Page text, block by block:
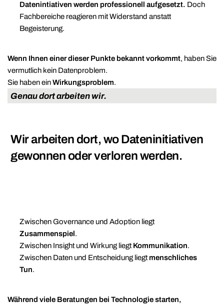
Datenintiativen werden professionell aufgesetzt. Doch
Fachbereiche reagieren mit Widerstand anstatt
Begeisterung.
Wenn Ihnen einer dieser Punkte bekannt vorkommt, haben Sie
vermutlich kein Datenproblem.
Sie haben einWirkungsproblem.
Genau dort arbeiten wir.
Wir arbeiten dort, wo Dateninitiativen
gewonnen oder verloren werden.
Zwischen Governance und Adoption liegt
Zusammenspiel.
Zwischen Insight und Wirkung liegt Kommunikation.
Zwischen Daten und Entscheidung liegt menschliches
Tun.
Während viele Beratungen bei Technologie starten,